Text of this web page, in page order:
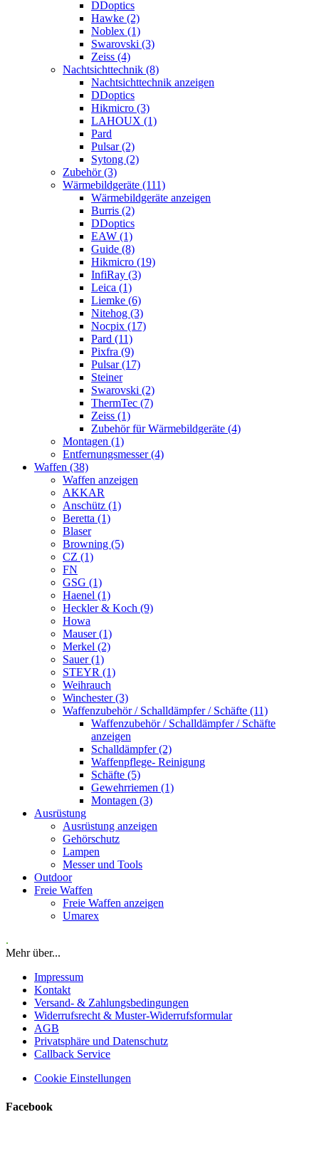
DDoptics
Hawke (2)
Noblex (1)
Swarovski (3)
Zeiss (4)
Nachtsichttechnik (8)
Nachtsichttechnik anzeigen
DDoptics
Hikmicro (3)
LAHOUX (1)
Pard
Pulsar (2)
Sytong (2)
Zubehör (3)
Wärmebildgeräte (111)
Wärmebildgeräte anzeigen
Burris (2)
DDoptics
EAW (1)
Guide (8)
Hikmicro (19)
InfiRay (3)
Leica (1)
Liemke (6)
Nitehog (3)
Nocpix (17)
Pard (11)
Pixfra (9)
Pulsar (17)
Steiner
Swarovski (2)
ThermTec (7)
Zeiss (1)
Zubehör für Wärmebildgeräte (4)
Montagen (1)
Entfernungsmesser (4)
Waffen (38)
Waffen anzeigen
AKKAR
Anschütz (1)
Beretta (1)
Blaser
Browning (5)
CZ (1)
FN
GSG (1)
Haenel (1)
Heckler & Koch (9)
Howa
Mauser (1)
Merkel (2)
Sauer (1)
STEYR (1)
Weihrauch
Winchester (3)
Waffenzubehör / Schalldämpfer / Schäfte (11)
Waffenzubehör / Schalldämpfer / Schäfte
anzeigen
Schalldämpfer (2)
Waffenpflege- Reinigung
Schäfte (5)
Gewehrriemen (1)
Montagen (3)
Ausrüstung
Ausrüstung anzeigen
Gehörschutz
Lampen
Messer und Tools
Outdoor
Freie Waffen
Freie Waffen anzeigen
Umarex
.
Mehr über...
Impressum
Kontakt
Versand- & Zahlungsbedingungen
Widerrufsrecht & Muster-Widerrufsformular
AGB
Privatsphäre und Datenschutz
Callback Service
Cookie Einstellungen
Facebook